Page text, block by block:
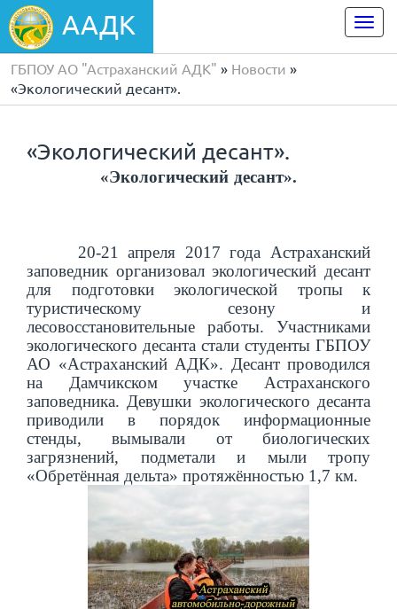
ААДК
ГБПОУ АО "Астраханский АДК" » Новости »
«Экологический десант».
«Экологический десант».
«Экологический десант».
20-21 апреля 2017 года Астраханский
заповедник организовал экологический десант
для подготовки экологической тропы к
туристическому сезону и
лесовосстановительные работы. Участниками
экологического десанта стали студенты ГБПОУ
АО «Астраханский АДК». Десант проводился
на Дамчикском участке Астраханского
заповедника. Девушки экологического десанта
приводили в порядок информационные
стенды, вымывали от биологических
загрязнений, подметали и мыли тропу
«Обретённая дельта» протяжённостью 1,7 км.